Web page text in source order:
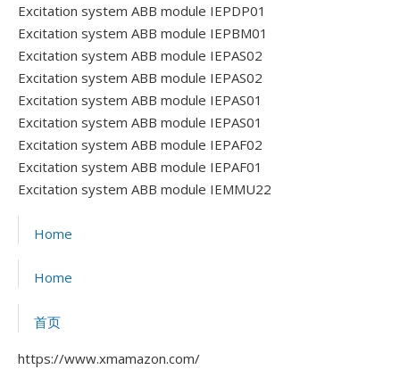
Excitation system ABB module IEPDP01
Excitation system ABB module IEPBM01
Excitation system ABB module IEPAS02
Excitation system ABB module IEPAS02
Excitation system ABB module IEPAS01
Excitation system ABB module IEPAS01
Excitation system ABB module IEPAF02
Excitation system ABB module IEPAF01
Excitation system ABB module IEMMU22
Home
Home
首页
https://www.xmamazon.com/